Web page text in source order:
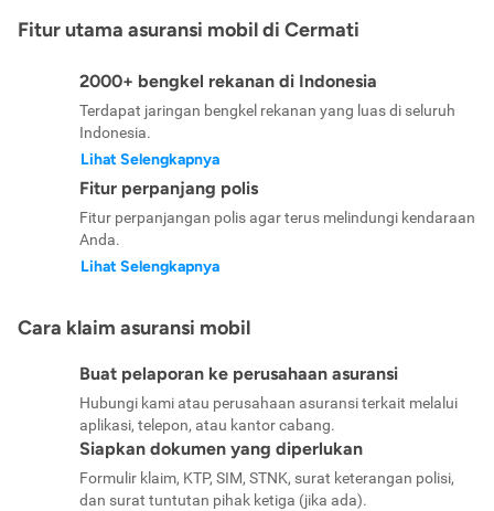
Fitur utama asuransi mobil di Cermati
2000+ bengkel rekanan di Indonesia
Terdapat jaringan bengkel rekanan yang luas di seluruh
Indonesia.
Lihat Selengkapnya
Fitur perpanjang polis
Fitur perpanjangan polis agar terus melindungi kendaraan
Anda.
Lihat Selengkapnya
Cara klaim asuransi mobil
Buat pelaporan ke perusahaan asuransi
Hubungi kami atau perusahaan asuransi terkait melalui
aplikasi, telepon, atau kantor cabang.
Siapkan dokumen yang diperlukan
Formulir klaim, KTP, SIM, STNK, surat keterangan polisi,
dan surat tuntutan pihak ketiga (jika ada).